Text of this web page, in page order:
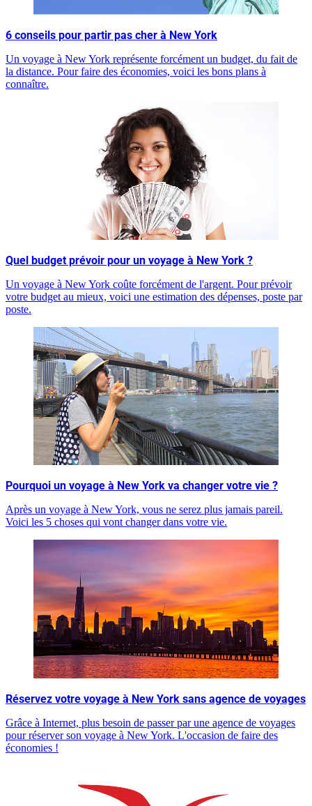
6 conseils pour partir pas cher à New York
Un voyage à New York représente forcément un budget, du fait de
la distance. Pour faire des économies, voici les bons plans à
connaître.
Quel budget prévoir pour un voyage à New York ?
Un voyage à New York coûte forcément de l'argent. Pour prévoir
votre budget au mieux, voici une estimation des dépenses, poste par
poste.
Pourquoi un voyage à New York va changer votre vie ?
Après un voyage à New York, vous ne serez plus jamais pareil.
Voici les 5 choses qui vont changer dans votre vie.
Réservez votre voyage à New York sans agence de voyages
Grâce à Internet, plus besoin de passer par une agence de voyages
pour réserver son voyage à New York. L'occasion de faire des
économies !